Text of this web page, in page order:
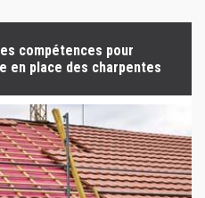
compétences pour
en place des charpentes